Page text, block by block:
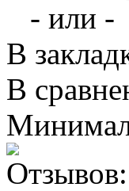
- или -
В
В